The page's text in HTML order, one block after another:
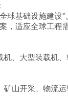
球基础设施建设”
，适应全球工程需
机、大型装载机
山开采、物流运